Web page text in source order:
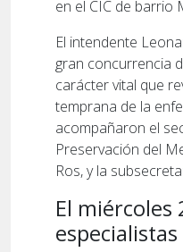
en el CIC de barrio
El intendente
gran concurrencia
carácter vital que
temprana de la
acompañaron el
Preservación del
Ros, y la
El miércoles
especialistas